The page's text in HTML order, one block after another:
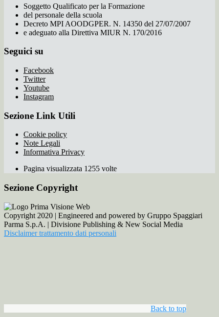
Soggetto Qualificato per la Formazione
del personale della scuola
Decreto MPI AOODGPER. N. 14350 del 27/07/2007
e adeguato alla Direttiva MIUR N. 170/2016
Seguici su
Facebook
Twitter
Youtube
Instagram
Sezione Link Utili
Cookie policy
Note Legali
Informativa Privacy
Pagina visualizzata 1255 volte
Sezione Copyright
Copyright 2020 | Engineered and powered by Gruppo Spaggiari
Parma S.p.A. | Divisione Publishing & New Social Media
Disclaimer trattamento dati personali
Back to top